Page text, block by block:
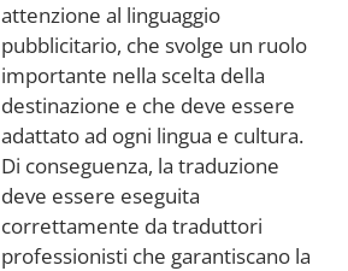
attenzione al linguaggio
pubblicitario, che svolge un ruolo
importante nella scelta della
destinazione e che deve essere
adattato ad ogni lingua e cultura.
Di conseguenza, la traduzione
deve essere eseguita
correttamente da traduttori
professionisti che garantiscano la